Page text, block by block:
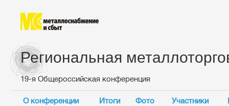
Региональная
19-я Общероссийская конференция
О конференции Итоги Фото Участники